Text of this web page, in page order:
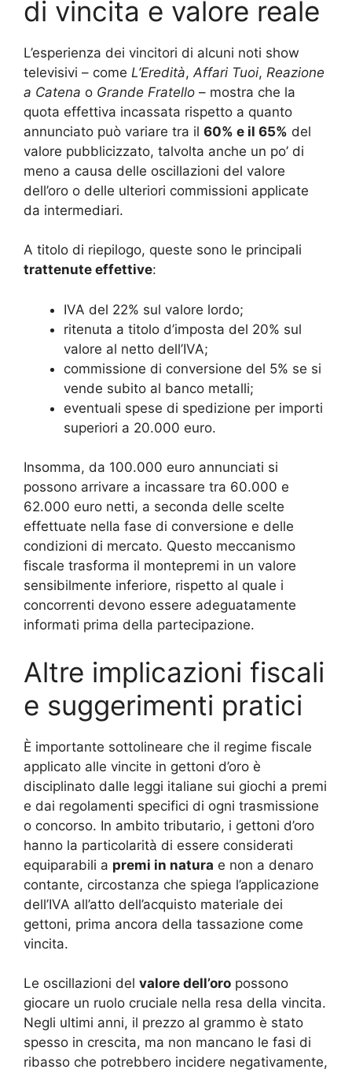
di vincita e valore reale
L’esperienza dei vincitori di alcuni noti show
televisivi – come L’Eredità, Affari Tuoi, Reazione
a Catena o Grande Fratello – mostra che la
quota effettiva incassata rispetto a quanto
annunciato può variare tra il 60% e il 65% del
valore pubblicizzato, talvolta anche un po’ di
meno a causa delle oscillazioni del valore
dell’oro o delle ulteriori commissioni applicate
da intermediari.
A titolo di riepilogo, queste sono le principali
trattenute effettive:
IVA del 22% sul valore lordo;
ritenuta a titolo d’imposta del 20% sul
valore al netto dell’IVA;
commissione di conversione del 5% se si
vende subito al banco metalli;
eventuali spese di spedizione per importi
superiori a 20.000 euro.
Insomma, da 100.000 euro annunciati si
possono arrivare a incassare tra 60.000 e
62.000 euro netti, a seconda delle scelte
effettuate nella fase di conversione e delle
condizioni di mercato. Questo meccanismo
fiscale trasforma il montepremi in un valore
sensibilmente inferiore, rispetto al quale i
concorrenti devono essere adeguatamente
informati prima della partecipazione.
Altre implicazioni fiscali
e suggerimenti pratici
È importante sottolineare che il regime fiscale
applicato alle vincite in gettoni d’oro è
disciplinato dalle leggi italiane sui giochi a premi
e dai regolamenti specifici di ogni trasmissione
o concorso. In ambito tributario, i gettoni d’oro
hanno la particolarità di essere considerati
equiparabili a premi in natura e non a denaro
contante, circostanza che spiega l’applicazione
dell’IVA all’atto dell’acquisto materiale dei
gettoni, prima ancora della tassazione come
vincita.
Le oscillazioni del valore dell’oro possono
giocare un ruolo cruciale nella resa della vincita.
Negli ultimi anni, il prezzo al grammo è stato
spesso in crescita, ma non mancano le fasi di
ribasso che potrebbero incidere negativamente,